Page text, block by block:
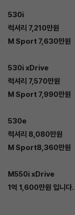
530i
럭셔리 7,210만원
M Sport 7,630만원
530i xDrive
럭셔리 7,570만원
M Sport 7,990만원
530e
럭셔리 8,080만원
M Sport8,360만원
M550i xDrive
1억 1,600만원 입니다.